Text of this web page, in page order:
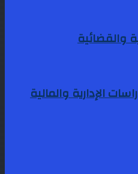
والقضائية
الإدارية والمالية